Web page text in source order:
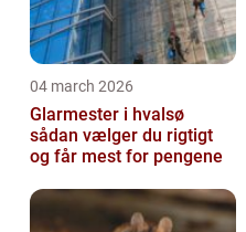
04 march 2026
Glarmester i hvalsø
sådan vælger du rigtigt
og får mest for pengene